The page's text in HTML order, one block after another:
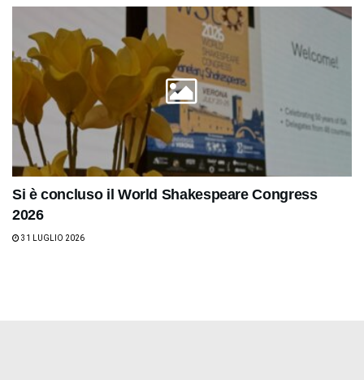
Si è concluso il World Shakespeare Congress
2026
31 LUGLIO 2026